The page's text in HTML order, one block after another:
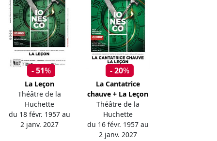
- 51%
La Leçon
Théâtre de la
Huchette
du 18 févr. 1957 au
2 janv. 2027
- 20%
La Cantatrice
chauve + La Leçon
Théâtre de la
Huchette
du 16 févr. 1957 au
2 janv. 2027